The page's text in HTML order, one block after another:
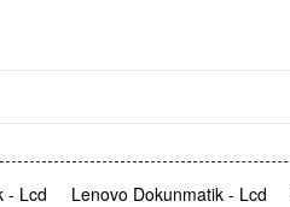
- Lcd Lenovo Dokunmatik - Lcd